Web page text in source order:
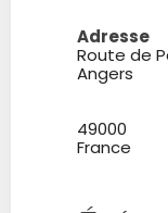
Adresse
Route de
Angers
49000
France